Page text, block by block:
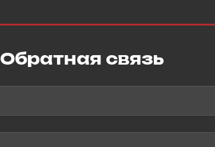
Обратная связь